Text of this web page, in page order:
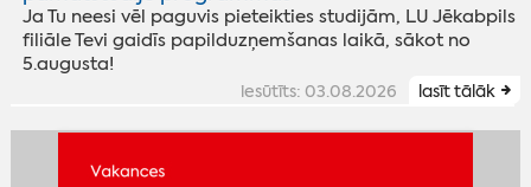
Ja Tu neesi vēl paguvis pieteikties studijām, LU Jēkabpils
filiāle Tevi gaidīs papilduzņemšanas laikā, sākot no
5.augusta!
iesūtīts: 03.08.2026 lasīt tālāk